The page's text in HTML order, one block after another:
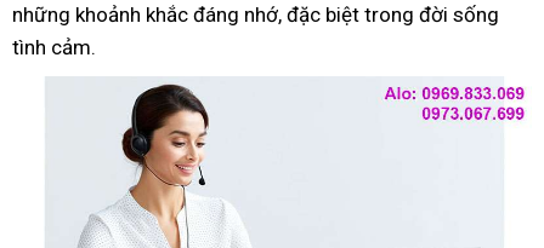
những khoảnh khắc đáng nhớ, đặc biệt trong đời sống
tình cảm.